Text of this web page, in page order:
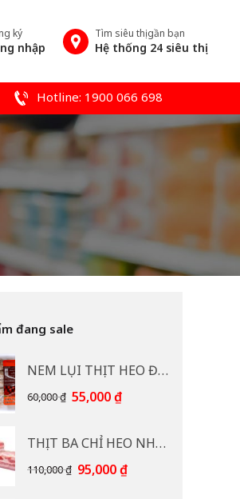
ký
nhập
Tìm siêu thị gần bạn
Hệ thống 24 siêu thị
Hotline: 1900 066 698
đang sale
NEM LỤI THỊT HEO ĐB CP 400G
60,000₫ Giá
60,000 ₫.
55,000₫Giá
là:
55,000 ₫.
THỊT BA CHỈ HEO NHẠP KHẨU
110,000₫ Giá
95,000₫Giá